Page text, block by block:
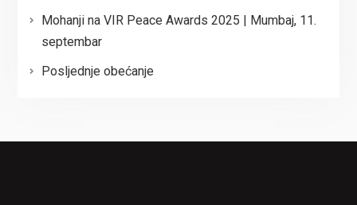
Mohanji na VIR Peace Awards 2025 | Mumbaj, 11.
septembar
Posljednje obećanje